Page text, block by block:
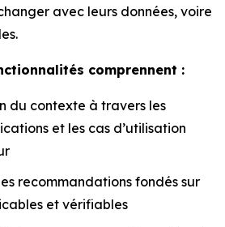
avec leurs données, voire
comprennent :
du contexte à travers les
et les cas d’utilisation
recommandations fondés sur
et vérifiables